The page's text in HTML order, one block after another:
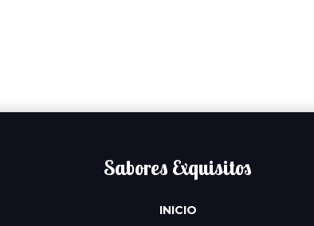
Sabores Exquisitos
INICIO